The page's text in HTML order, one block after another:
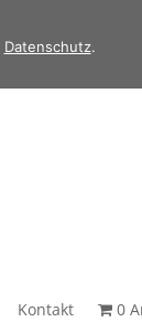
Kontakt 0
Datenschutz.